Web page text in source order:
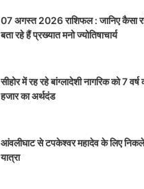
07 अगस्त 2026 राशिफल : जानिए कैसा
बता रहे हैं प्रख्यात मनो ज्योतिषाचार्य
सीहोर में रह रहे बांग्लादेशी नागरिक को 7
हजार का अर्थदंड
आंवलीघाट से टपकेश्वर महादेव के लिए
यात्रा